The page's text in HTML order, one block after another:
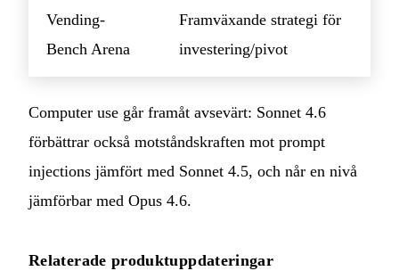
Vending-
Bench Arena
Framväxande strategi för
investering/pivot
Computer use går framåt avsevärt: Sonnet 4.6
förbättrar också motståndskraften mot prompt
injections jämfört med Sonnet 4.5, och når en nivå
jämförbar med Opus 4.6.
Relaterade produktuppdateringar